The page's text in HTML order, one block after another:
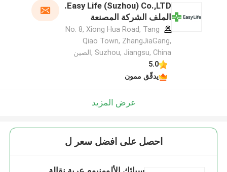
Easy Life (Suzhou) Co.,LTD.
الملف الشركة المصنعة
No. 8, Xiong Hua Road, Tang
Qiao Town, ZhangJiaGang,
Suzhou, Jiangsu, China ,الصين
5.0
يدقّق ممون
عرض المزيد
احصل على افضل سعر ل